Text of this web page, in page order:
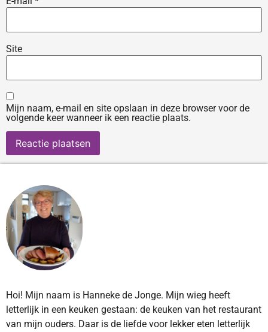
Site
Mijn naam, e-mail en site opslaan in deze browser voor de
volgende keer wanneer ik een reactie plaats.
Hoi! Mijn naam is Hanneke de Jonge. Mijn wieg heeft
letterlijk in een keuken gestaan: de keuken van het restaurant
van mijn ouders. Daar is de liefde voor lekker eten letterlijk